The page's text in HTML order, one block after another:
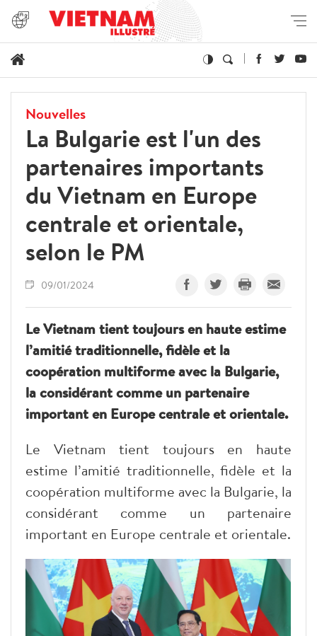
Nouvelles
La Bulgarie est l'un des
partenaires importants
du Vietnam en Europe
centrale et orientale,
selon le PM
09/01/2024
Le Vietnam tient toujours en haute estime
l’amitié traditionnelle, fidèle et la
coopération multiforme avec la Bulgarie,
la considérant comme un partenaire
important en Europe centrale et orientale.
Le Vietnam tient toujours en haute
estime l’amitié traditionnelle, fidèle et la
coopération multiforme avec la Bulgarie, la
considérant comme un partenaire
important en Europe centrale et orientale.